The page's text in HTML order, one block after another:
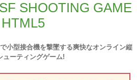
SHOOTING GAME
HTML5
小型接合機を撃墜する爽快なオンライン縦
ューティングゲーム!